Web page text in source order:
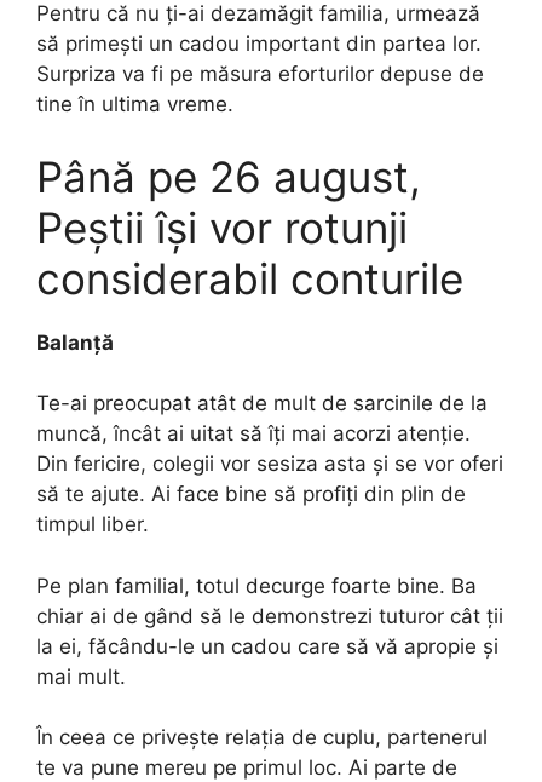
Pentru că nu ți-ai dezamăgit familia, urmează
să primești un cadou important din partea lor.
Surpriza va fi pe măsura eforturilor depuse de
tine în ultima vreme.
Până pe 26 august,
Peștii își vor rotunji
considerabil conturile
Balanță
Te-ai preocupat atât de mult de sarcinile de la
muncă, încât ai uitat să îți mai acorzi atenție.
Din fericire, colegii vor sesiza asta și se vor oferi
să te ajute. Ai face bine să profiți din plin de
timpul liber.
Pe plan familial, totul decurge foarte bine. Ba
chiar ai de gând să le demonstrezi tuturor cât ții
la ei, făcându-le un cadou care să vă apropie și
mai mult.
În ceea ce privește relația de cuplu, partenerul
te va pune mereu pe primul loc. Ai parte de